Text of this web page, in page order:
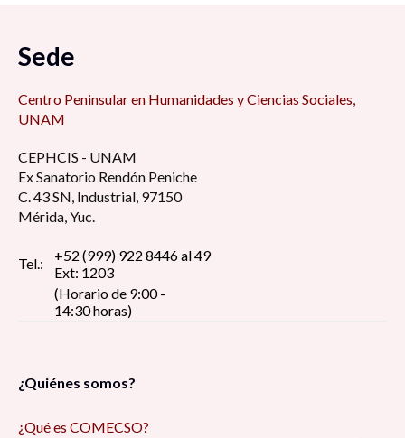
Sede
Centro Peninsular en Humanidades y Ciencias Sociales,
UNAM
CEPHCIS - UNAM
Ex Sanatorio Rendón Peniche
C. 43 SN, Industrial, 97150
Mérida, Yuc.
Tel.:
+52 (999) 922 8446 al 49
Ext: 1203
(Horario de 9:00 -
14:30 horas)
¿Quiénes somos?
¿Qué es COMECSO?